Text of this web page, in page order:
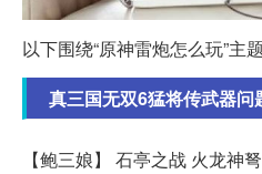
以下围绕“原神雷炮怎么玩”主
真三国无双6猛将传武器问
【鲍三娘】 石亭之战 火龙神